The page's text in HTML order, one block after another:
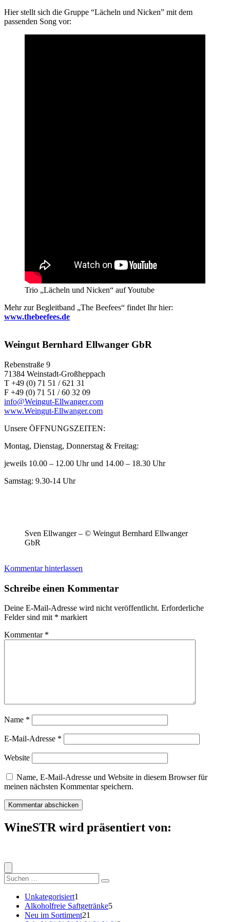
Hier stellt sich die Gruppe “Lächeln und Nicken” mit dem
passenden Song vor:
Trio „Lächeln und Nicken“ auf Youtube
Mehr zur Begleitband „The Beefees“ findet Ihr hier:
www.thebeefees.de
Weingut Bernhard Ellwanger GbR
Rebenstraße 9
71384 Weinstadt-Großheppach
T +49 (0) 71 51 / 621 31
F +49 (0) 71 51 / 60 32 09
info@Weingut-Ellwanger.com
www.Weingut-Ellwanger.com
Unsere ÖFFNUNGSZEITEN:
Montag, Dienstag, Donnerstag & Freitag:
jeweils 10.00 – 12.00 Uhr und 14.00 – 18.30 Uhr
Samstag: 9.30-14 Uhr
Sven Ellwanger – © Weingut Bernhard Ellwanger
GbR
Kommentar hinterlassen
Schreibe einen Kommentar
Deine E-Mail-Adresse wird nicht veröffentlicht. Erforderliche
Felder sind mit * markiert
Kommentar *
Name *
E-Mail-Adresse *
Website
Name, E-Mail-Adresse und Website in diesem Browser für
meinen nächsten Kommentar speichern.
WineSTR wird präsentiert von:
Suche
nach:
Unkategorisiert1
Produkt
Alkoholfreie Saftgetränke55
Neu im Sortiment21